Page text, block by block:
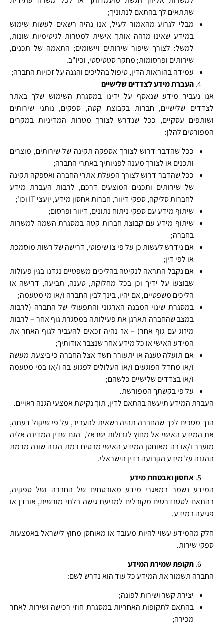
שתתאים לך בהתאם לנתוניך;
מבלי לגרוע מהאמור לעיל, אנו נהיה רשאים לעשות שימוש
במידע שאינו מזהה אותך אישית למטרות לגיטימיות שונות,
למשל: לצורך שיפור שירותים ויישומים; התאמה של תכנים,
שירותים ופרסומות; מחקר סטטיסטי, וכיו"ב.
עמידה בהוראות הדין, טיפול בהליכים והגנה על זכויות החברה;
העברת מידע לצדדים שלישיים
אנו נעביר מידע שנאסף על ידינו במסגרת השימוש שלך באתר
לצדדים שלישיים, חברות בקבוצת קטה, ספקים, נותני שירותים
ושותפים עסקיים, ככל שנדרש לצורך מטרות המדיניות במקרים
המפורטים להלן:
ככל שהדבר דרוש לצורך אספקה תקינה של שירותים, מוצרים
ותכנים או לצורך מענה לפניותיך באתרי החברה;
ככל שהדבר דרוש לצורך הפעלת אתרי החברה ואספקה תקינה
של שירותים ותכנים המוצעים דרכם, לרבות העברת מידע
לחברות סליקה, ספקי דיוור, חברות אחסון מידע, יועצי IT וכו';
שיתוף מידע עם ספקי ניתוח נתונים, דיוור ופרסום;
שיתוף מידע עם קבוצת חברות קטה במסגרת השמה למשרות
בחברה;
אם נידרש לעשות כן על פי צו שיפוטי, דרישה של רשות מוסמכת
או לפי דין;
אם נקבל התראה לנקיטה בהליכים משפטיים נגדנו בגין פעולות
שבוצעו על ידיך וכן בכל מחלוקת, טענה, תביעה, דרישה או
הליכים משפטיים, אם יהיו, בינך לבין החברה ו/או מי מטעמה;
במסגרת שינוי המבנה הארגוני והתפעולי של החברה (לרבות
במצב שהחברה תארגן את פעילותה במסגרת גוף אחר – לרבות
מיזוג עם גוף אחר) – אז נהיה זכאים להעביר לגוף האחר את
המידע האישי או כל מידע אחר שנצבר אודותיך;
אם תועלה טענה או יתעורר חשד אצל החברה כי ביצעת מעשה
ו/או מחדל הפוגעים ו/או העלולים לפגוע בה ו/או במי מטעמה
ו/או בצדדים שלישיים כלשהם;
על פי בקשתך המפורשת.
העברת המידע תיעשה בהתאם לדין, תוך נקיטת אמצעי הגנה ראויים.
הנך מסכים לכך שהחברה תהיה רשאית להעביר, על פי שיקול דעתה,
את המידע האישי אל מחוץ לגבולות ישראל, הגם שדין המדינה אליה
מועבר ו/או בה מאוחסן המידע האישי מבטיח רמת הגנה שונה מרמת
ההגנה על מידע הקבועה בדין הישראלי.
אחסון ואבטחת מידע
המידע נשמר במאגרי מידע מאובטחים של החברה ושל ספקיה,
בהתאם לסטנדרטים מקובלים למניעת גישה בלתי מורשית, אובדן או
פגיעה במידע.
חלק מהמידע עשוי להיות מעובד או מאוחסן מחוץ לישראל באמצעות
ספקי שירות.
תקופת שמירת המידע
החברה תשמור את המידע כל עוד הוא נדרש לשם:
יצירת קשר ושירות לפונה;
בהתאם לתקופות האחריות במסגרת חוזי רכישה ושירות לאחר
מכירה;